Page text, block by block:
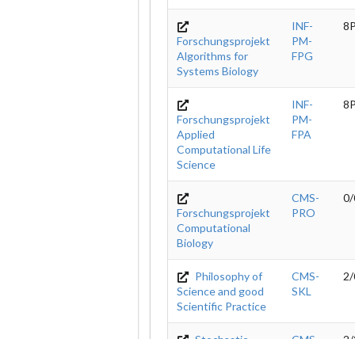
Forschungsprojekt
Algorithms for
Systems Biology
INF-
PM-
FPG
Forschungsprojekt
Applied
Computational Life
Science
INF-
PM-
FPA
Forschungsprojekt
Computational
Biology
CMS-
PRO
Philosophy of
Science and good
Scientific Practice
CMS-
SKL